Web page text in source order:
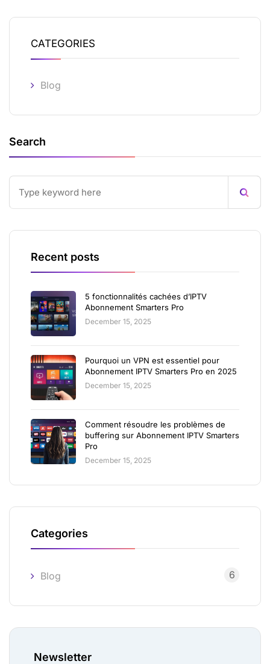
CATEGORIES
Blog
Search
Recent posts
5 fonctionnalités cachées d’IPTV
Abonnement Smarters Pro
December 15, 2025
Pourquoi un VPN est essentiel pour
Abonnement IPTV Smarters Pro en 2025
December 15, 2025
Comment résoudre les problèmes de
buffering sur Abonnement IPTV Smarters
Pro
December 15, 2025
Categories
Blog 6
Newsletter